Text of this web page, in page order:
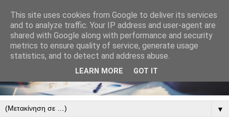
▼
This site uses cookies from Google to deliver its services
and to analyze traffic. Your IP address and user-agent are
shared with Google along with performance and security
metrics to ensure quality of service, generate usage
statistics, and to detect and address abuse.
LEARN MORE GOT IT